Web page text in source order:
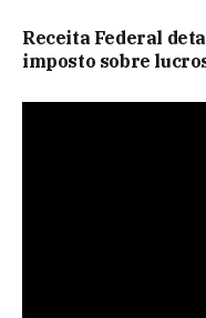
Receita Federal
imposto sobre